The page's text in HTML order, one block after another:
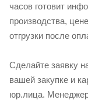
часов готовит
производства,
отгрузки после
Сделайте заявку
вашей закупке и
юр.лица.